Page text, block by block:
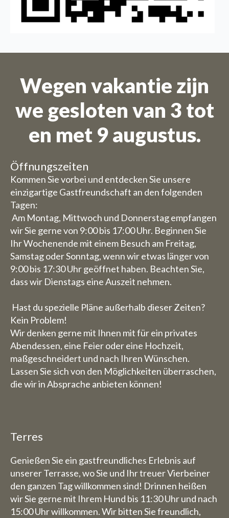
Wegen vakantie zijn
we gesloten van 3 tot
en met 9 augustus.
Öffnungszeiten
Kommen Sie vorbei und entdecken Sie unsere
einzigartige Gastfreundschaft an den folgenden
Tagen:
Am Montag, Mittwoch und Donnerstag empfangen
wir Sie gerne von 9:00 bis 17:00 Uhr. Beginnen Sie
Ihr Wochenende mit einem Besuch am Freitag,
Samstag oder Sonntag, wenn wir etwas länger von
9:00 bis 17:30 Uhr geöffnet haben. Beachten Sie,
dass wir Dienstags eine Auszeit nehmen.
Hast du spezielle Pläne außerhalb dieser Zeiten?
Kein Problem!
Wir denken gerne mit Ihnen mit für ein privates
Abendessen, eine Feier oder eine Hochzeit,
maßgeschneidert und nach Ihren Wünschen.
Lassen Sie sich von den Möglichkeiten überraschen,
die wir in Absprache anbieten können!
Terres
Genießen Sie ein gastfreundliches Erlebnis auf
unserer Terrasse, wo Sie und Ihr treuer Vierbeiner
den ganzen Tag willkommen sind! Drinnen heißen
wir Sie gerne mit Ihrem Hund bis 11:30 Uhr und nach
15:00 Uhr willkommen. Wir bitten Sie freundlich,